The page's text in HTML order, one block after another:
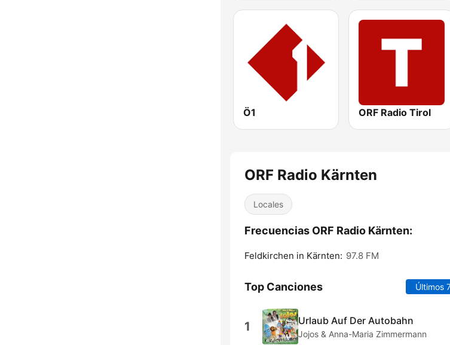
Ö1 ORF Radio Tirol
ORF Radio Kärnten
Locales
Frecuencias ORF Radio Kärnten:
Feldkirchen in Kärnten: 97.8 FM
Top Canciones Últimos
1 Urlaub Auf Der Autobahn
Jojos & Anna-Maria Zimmermann